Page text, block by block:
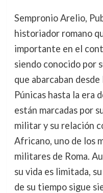
Sempronio Arelio,
historiador romano
importante en el
siendo conocido por
que abarcaban
Púnicas hasta la era
están marcadas por
militar y su relación
Africano, uno de los
militares de Roma.
su vida es limitada,
de su tiempo sigue